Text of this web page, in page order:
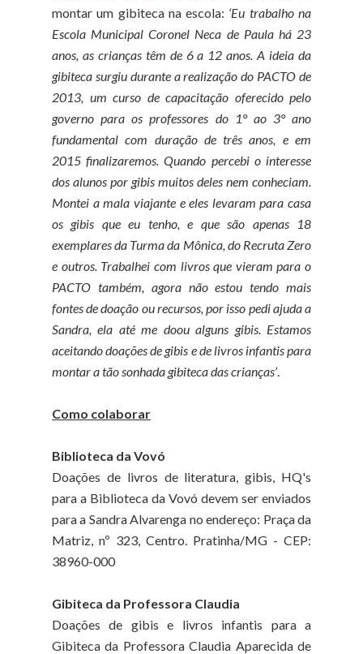
montar um gibiteca na escola: ‘Eu trabalho na
Escola Municipal Coronel Neca de Paula há 23
anos, as crianças têm de 6 a 12 anos. A ideia da
gibiteca surgiu durante a realização do PACTO de
2013, um curso de capacitação oferecido pelo
governo para os professores do 1° ao 3° ano
fundamental com duração de três anos, e em
2015 finalizaremos. Quando percebi o interesse
dos alunos por gibis muitos deles nem conheciam.
Montei a mala viajante e eles levaram para casa
os gibis que eu tenho, e que são apenas 18
exemplares da Turma da Mônica, do Recruta Zero
e outros. Trabalhei com livros que vieram para o
PACTO também, agora não estou tendo mais
fontes de doação ou recursos, por isso pedi ajuda a
Sandra, ela até me doou alguns gibis. Estamos
aceitando doações de gibis e de livros infantis para
montar a tão sonhada gibiteca das crianças’.
Como colaborar
Biblioteca da Vovó
Doações de livros de literatura, gibis, HQ's
para a Biblioteca da Vovó devem ser enviados
para a Sandra Alvarenga no endereço: Praça da
Matriz, nº 323, Centro. Pratinha/MG - CEP:
38960-000
Gibiteca da Professora Claudia
Doações de gibis e livros infantis para a
Gibiteca da Professora Claudia Aparecida de